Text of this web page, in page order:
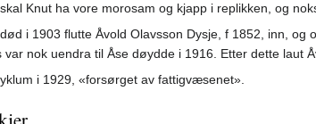
Knut ha vore morosam og kjapp i replikken, og
i 1903 flutte Åvold Olavsson Dysje, f 1852, inn, og
var nok uendra til Åse døydde i 1916. Etter dette laut
i 1929, «forsørget av fattigvæsenet».